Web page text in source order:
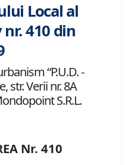
Local al
410 din
“P.U.D. -
str. Verii nr. 8A
S.R.L.
Nr. 410